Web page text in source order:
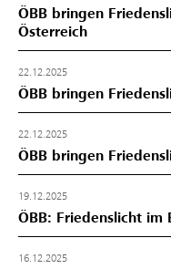
ÖBB bringen
Österreich
22.12.2025
ÖBB bringen
22.12.2025
ÖBB bringen
19.12.2025
ÖBB: Friedenslicht im
16.12.2025